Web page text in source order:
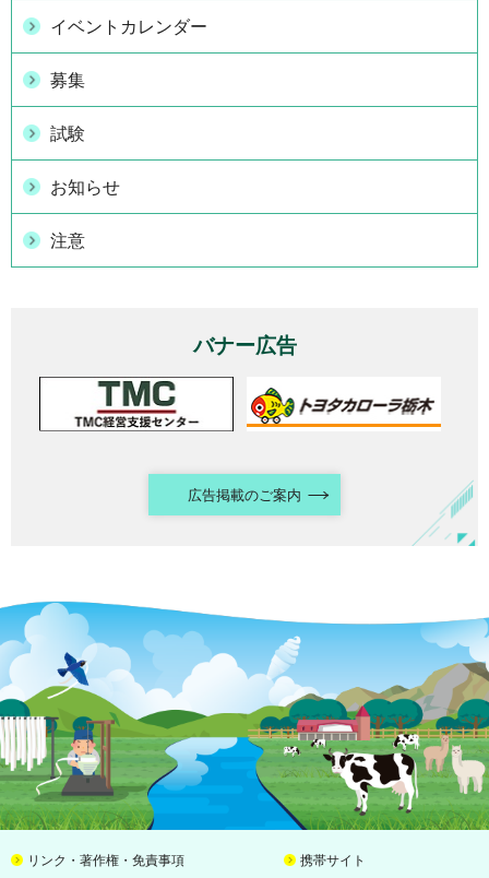
イベントカレンダー
募集
試験
お知らせ
注意
バナー広告
広告掲載のご案内
リンク・著作権・免責事項 携帯サイト